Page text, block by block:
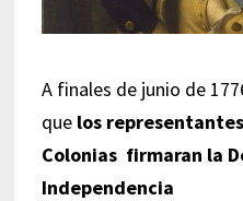
A finales de junio de
que los
Colonias firmaran la
Independencia